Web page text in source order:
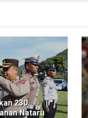
230
Nataru